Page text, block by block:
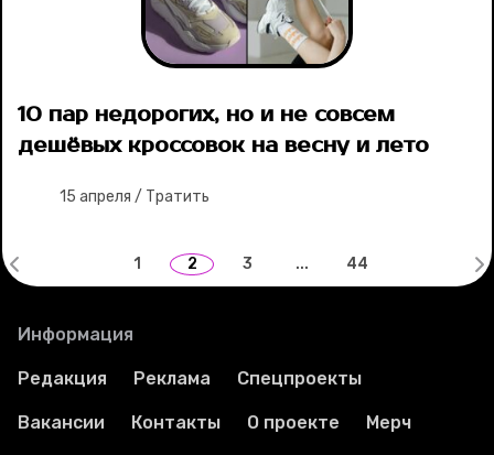
10 пар недорогих, но и не совсем
дешёвых кроссовок на весну и лето
15 апреля / Тратить
1 2 3 ... 44
Информация
Редакция Реклама Спецпроекты
Вакансии Контакты О проекте Мерч